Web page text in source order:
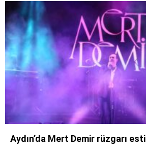
Aydın’da Mert Demir rüzgarı esti